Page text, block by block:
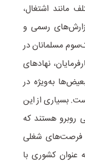
مانند اشتغال،
رسمی و
مسلمانان در
نهادهای
به‌ویژه در
بسیاری از این
روبرو هستند که
فرصت‌های شغلی
کشوری با